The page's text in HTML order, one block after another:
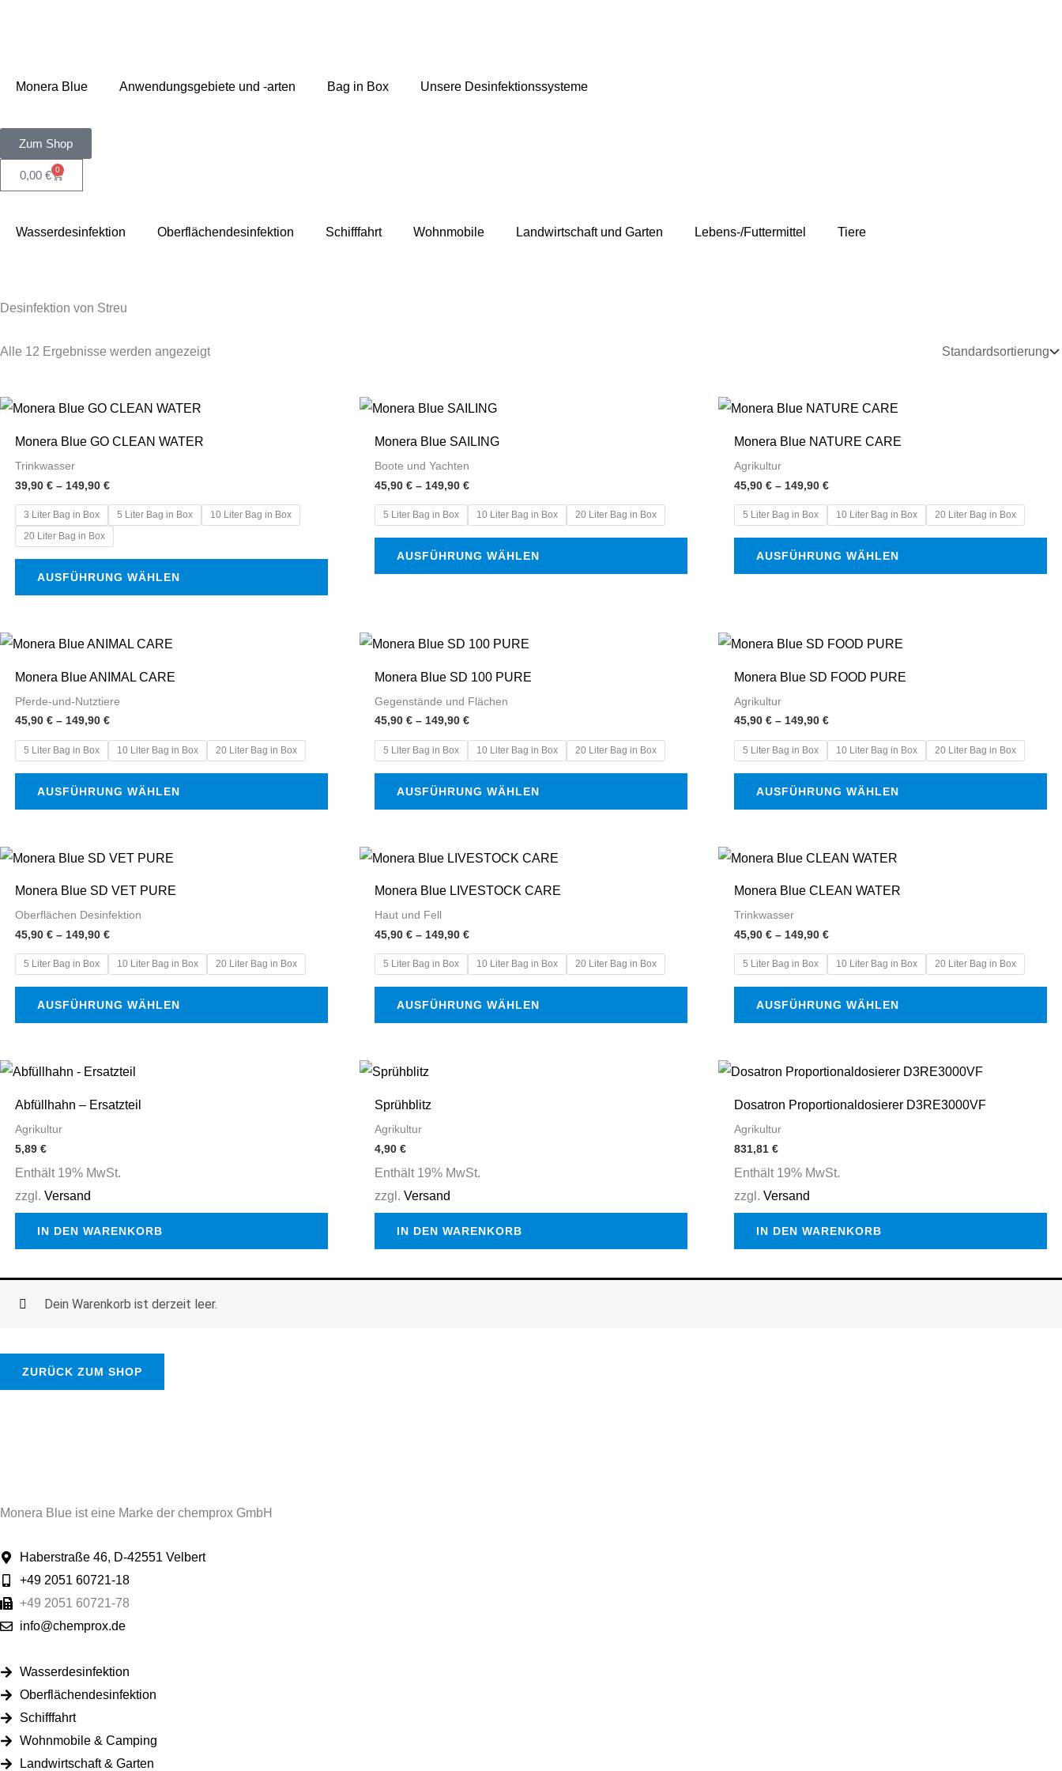
Monera Blue Anwendungsgebiete und -arten Bag in Box Unsere Desinfektionssysteme
Zum Shop
0,00 € 0
Warenkorb
Wasserdesinfektion Oberflächendesinfektion Schifffahrt Wohnmobile Landwirtschaft und Garten Lebens-/Futtermittel Tiere
Desinfektion von Streu
Alle 12 Ergebnisse werden angezeigt
Monera Blue GO CLEAN WATER
Trinkwasser
39,90€ – 149,90€
Preisspanne:
149,90 €
3 Liter Bag in Box 5 Liter Bag in Box
10 Liter Bag in Box
20 Liter Bag in Box
AUSFÜHRUNG WÄHLEN
Dieses
auf.
Die
der
gewählt
werden
Monera Blue SAILING
Boote und Yachten
45,90 € – 149,90 €
Preisspanne:
149,90 €
5 Liter Bag in Box 10 Liter Bag in Box 20 Liter Bag in Box
AUSFÜHRUNG WÄHLEN
Dieses
auf.
der
gewählt
werden
Monera Blue NATURE CARE
Agrikultur
45,90 € – 149,90 €
Preisspanne:
149,90 €
5 Liter Bag in Box 10 Liter Bag in Box 20 Liter Bag in Box
AUSFÜHRUNG WÄHLEN
Dieses
mehrere
auf.
der
gewählt
werden
Monera Blue ANIMAL CARE
Pferde-und-Nutztiere
45,90€ –149,90€
Preisspanne:
149,90 €
5 Liter Bag in Box 10 Liter Bag in Box 20 Liter Bag in Box
AUSFÜHRUNG WÄHLEN
Dieses
auf.
Produktseite
gewählt
werden
Monera Blue SD 100 PURE
Gegenstände und Flächen
45,90 € – 149,90 €
Preisspanne:
149,90 €
5 Liter Bag in Box 10 Liter Bag in Box 20 Liter Bag in Box
AUSFÜHRUNG WÄHLEN
Dieses
mehrere
auf.
Produktseite
gewählt
werden
Monera Blue SD FOOD PURE
Agrikultur
45,90 € – 149,90 €
Preisspanne:
149,90 €
5 Liter Bag in Box 10 Liter Bag in Box 20 Liter Bag in Box
AUSFÜHRUNG WÄHLEN
Dieses
mehrere
auf.
Produktseite
gewählt
werden
Monera Blue SD VET PURE
Oberflächen Desinfektion
45,90€ – 149,90€
Preisspanne:
45,90 €
149,90 €
5 Liter Bag in Box 10 Liter Bag in Box 20 Liter Bag in Box
AUSFÜHRUNG WÄHLEN
Dieses
auf.
auf
Produktseite
gewählt
werden
Monera Blue LIVESTOCK CARE
Haut und Fell
45,90 € – 149,90 €
Preisspanne:
45,90 €
149,90 €
5 Liter Bag in Box 10 Liter Bag in Box 20 Liter Bag in Box
AUSFÜHRUNG WÄHLEN
Dieses
auf.
auf
Produktseite
gewählt
werden
Monera Blue CLEAN WATER
Trinkwasser
45,90 € – 149,90 €
Preisspanne:
45,90 €
149,90 €
5 Liter Bag in Box 10 Liter Bag in Box 20 Liter Bag in Box
AUSFÜHRUNG WÄHLEN
Dieses
auf.
auf
Produktseite
gewählt
werden
Abfüllhahn – Ersatzteil
Agrikultur
5,89€
Enthält 19% MwSt.
zzgl.Versand
IN DEN WARENKORB
Sprühblitz
Agrikultur
4,90 €
Enthält 19% MwSt.
zzgl. Versand
IN DEN WARENKORB
Dosatron Proportionaldosierer D3RE3000VF
Agrikultur
831,81 €
Enthält 19% MwSt.
zzgl. Versand
IN DEN WARENKORB
Dein Warenkorb ist derzeit leer.
ZURÜCK ZUM SHOP
Monera Blue ist eine Marke der chemprox GmbH
Haberstraße 46, D-42551 Velbert
+49 2051 60721-18
+49 2051 60721-78
info@chemprox.de
Wasserdesinfektion
Oberflächendesinfektion
Schifffahrt
Wohnmobile & Camping
Landwirtschaft & Garten